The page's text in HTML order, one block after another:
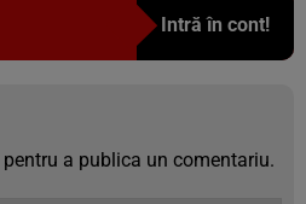
Intră în cont!
pentru a publica un comentariu.